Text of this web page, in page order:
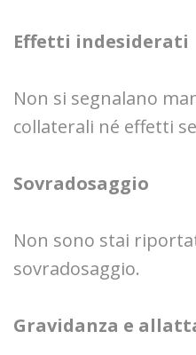
Effetti indesiderati
Non si segnalano
collaterali né effetti
Sovradosaggio
Non sono stai
sovradosaggio.
Gravidanza e